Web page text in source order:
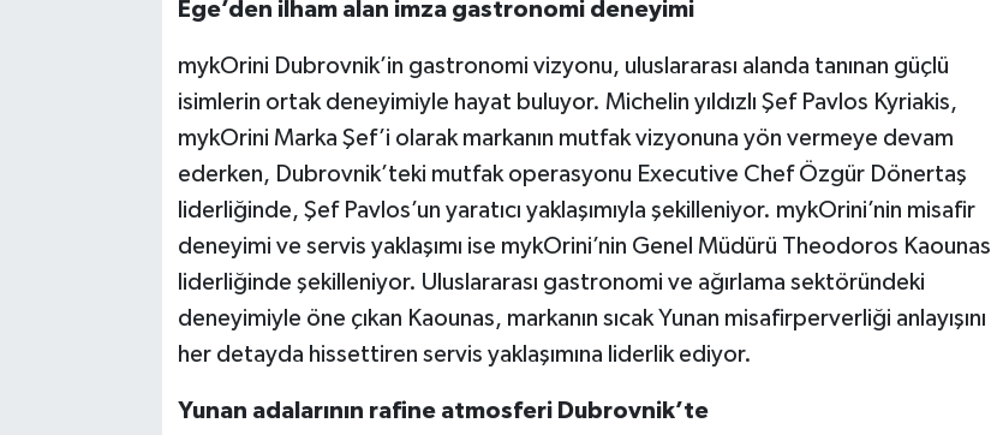
Ege’den ilham alan imza gastronomi deneyimi
mykOrini Dubrovnik’in gastronomi vizyonu, uluslararası alanda tanınan güçlü
isimlerin ortak deneyimiyle hayat buluyor. Michelin yıldızlı Şef Pavlos Kyriakis,
mykOrini Marka Şef’i olarak markanın mutfak vizyonuna yön vermeye devam
ederken, Dubrovnik’teki mutfak operasyonu Executive Chef Özgür Dönertaş
liderliğinde, Şef Pavlos’un yaratıcı yaklaşımıyla şekilleniyor. mykOrini’nin misafir
deneyimi ve servis yaklaşımı ise mykOrini’nin Genel Müdürü Theodoros Kaounas
liderliğinde şekilleniyor. Uluslararası gastronomi ve ağırlama sektöründeki
deneyimiyle öne çıkan Kaounas, markanın sıcak Yunan misafirperverliği anlayışını
her detayda hissettiren servis yaklaşımına liderlik ediyor.
Yunan adalarının rafine atmosferi Dubrovnik’te